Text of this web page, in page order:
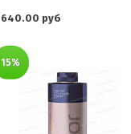
640.00 руб
15%